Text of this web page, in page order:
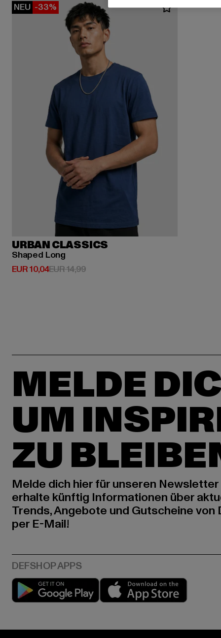
NEU -33%
URBAN CLASSICS
Shaped Long
EUR 10,04
Derzeitiger Preis: EUR 10,04
EUR 14,99Aktionspreis: EUR 14,99
MELDE
UM
ZU
Melde dich hier für unseren Newsletter
erhalte künftig Informationen über
Trends, Angebote und Gutscheine von
per E-Mail!
Play market